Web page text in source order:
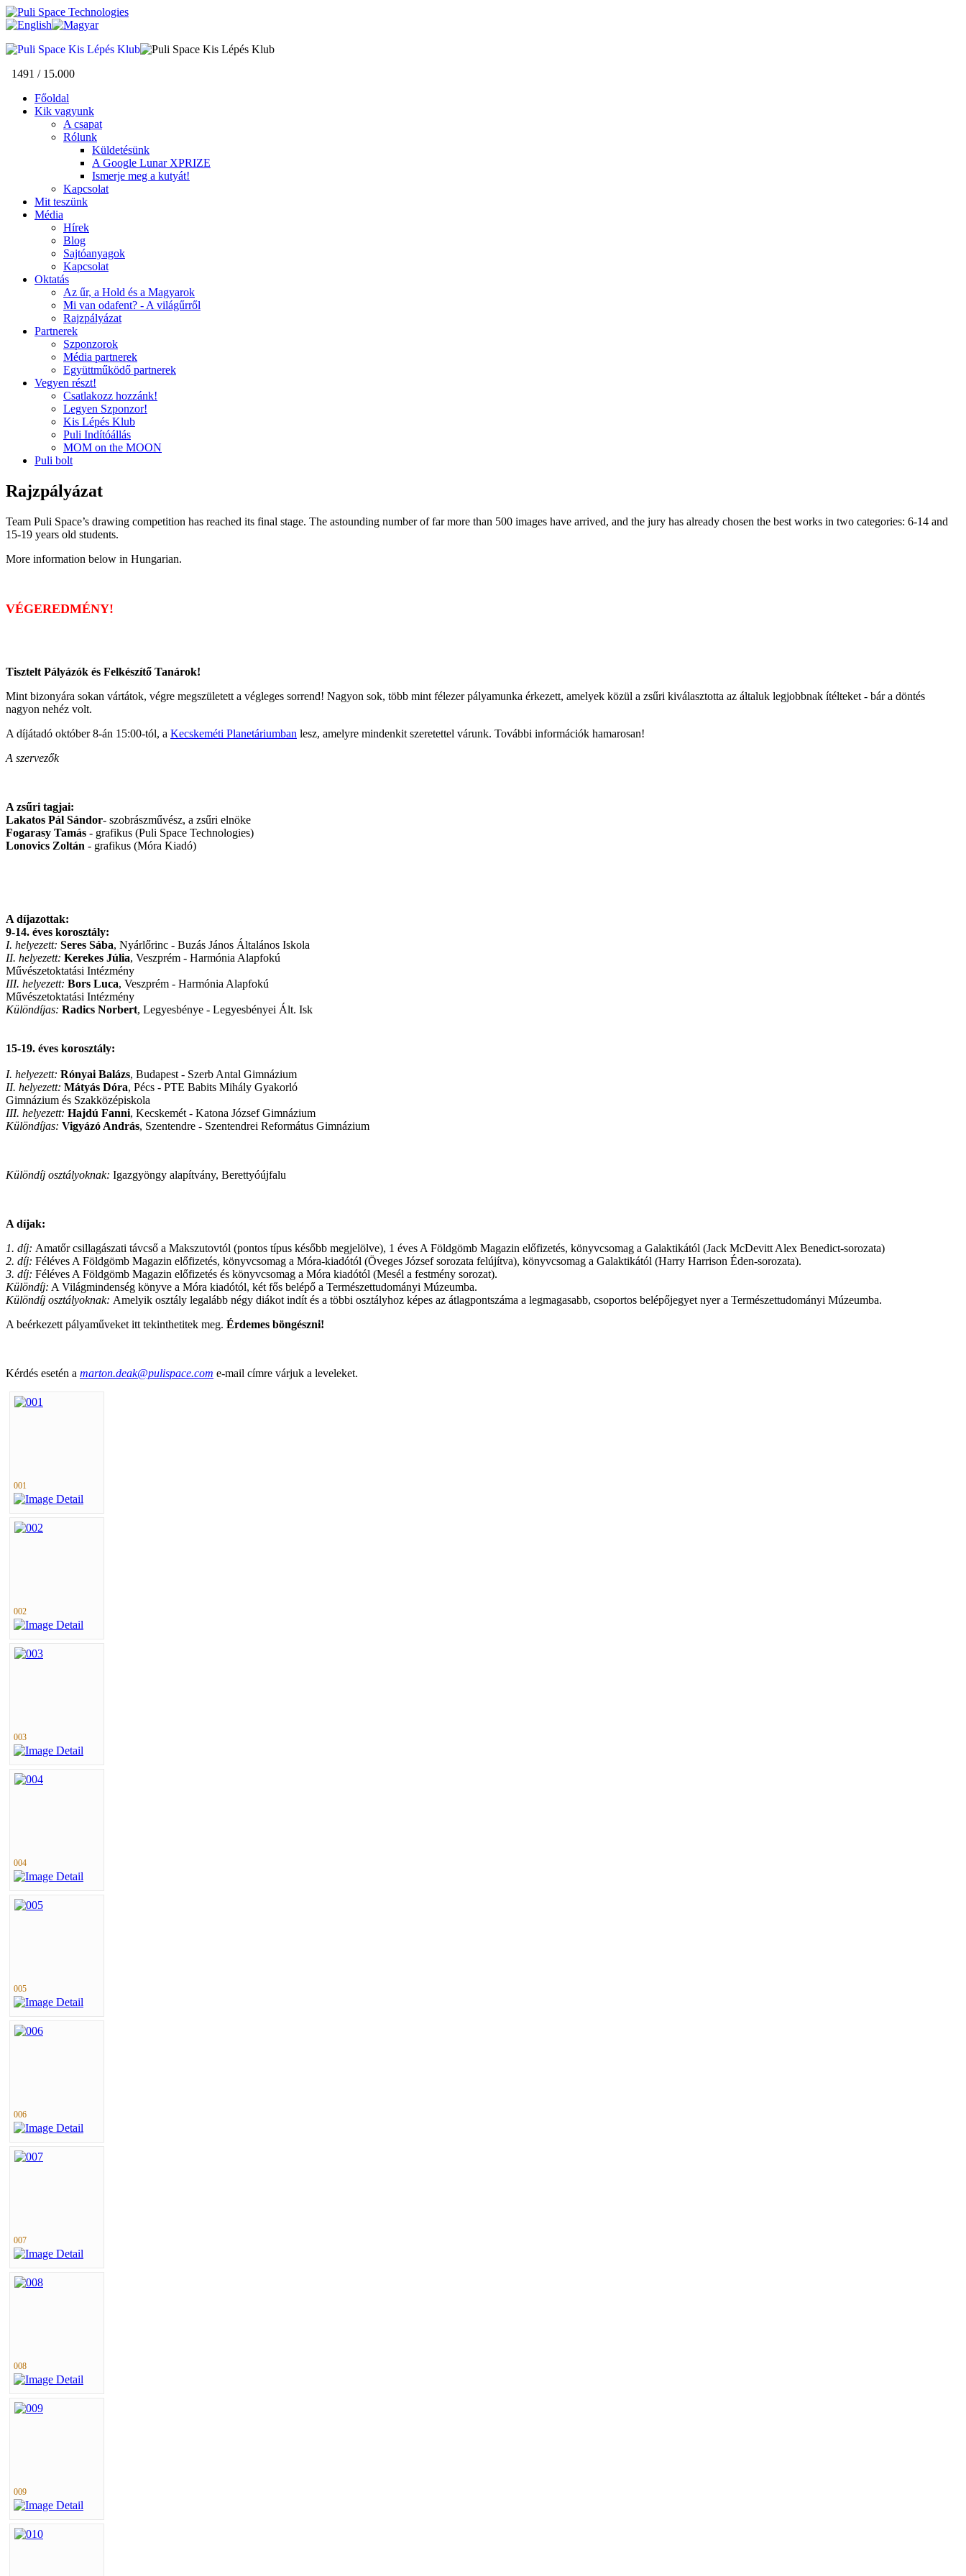
1491 / 15.000
Főoldal
Kik vagyunk
A csapat
Rólunk
Küldetésünk
A Google Lunar XPRIZE
Ismerje meg a kutyát!
Kapcsolat
Mit teszünk
Média
Hírek
Blog
Sajtóanyagok
Kapcsolat
Oktatás
Az űr, a Hold és a Magyarok
Mi van odafent? - A világűrről
Rajzpályázat
Partnerek
Szponzorok
Média partnerek
Együttműködő partnerek
Vegyen részt!
Csatlakozz hozzánk!
Legyen Szponzor!
Kis Lépés Klub
Puli Indítóállás
MOM on the MOON
Puli bolt
Rajzpályázat
Team Puli Space’s drawing competition has reached its final stage. The astounding number of far more than 500 images have arrived, and the jury has already chosen the best works in two categories: 6-14 and
15-19 years old students.
More information below in Hungarian.
VÉGEREDMÉNY!
Tisztelt Pályázók és Felkészítő Tanárok!
Mint bizonyára sokan vártátok, végre megszületett a végleges sorrend! Nagyon sok, több mint félezer pályamunka érkezett, amelyek közül a zsűri kiválasztotta az általuk legjobbnak ítélteket - bár a döntés
nagyon nehéz volt.
A díjátadó október 8-án 15:00-tól, a Kecskeméti Planetáriumban lesz, amelyre mindenkit szeretettel várunk. További információk hamarosan!
A szervezők
A zsűri tagjai:
Lakatos Pál Sándor- szobrászművész, a zsűri elnöke
Fogarasy Tamás - grafikus (Puli Space Technologies)
Lonovics Zoltán - grafikus (Móra Kiadó)
A díjazottak:
9-14. éves korosztály:
I. helyezett: Seres Sába, Nyárlőrinc - Buzás János Általános Iskola
II. helyezett: Kerekes Júlia, Veszprém - Harmónia Alapfokú
Művészetoktatási Intézmény
III. helyezett: Bors Luca, Veszprém - Harmónia Alapfokú
Művészetoktatási Intézmény
Különdíjas: Radics Norbert, Legyesbénye - Legyesbényei Ált. Isk
15-19. éves korosztály:
I. helyezett: Rónyai Balázs, Budapest - Szerb Antal Gimnázium
II. helyezett: Mátyás Dóra, Pécs - PTE Babits Mihály Gyakorló
Gimnázium és Szakközépiskola
III. helyezett: Hajdú Fanni, Kecskemét - Katona József Gimnázium
Különdíjas: Vigyázó András, Szentendre - Szentendrei Református Gimnázium
Különdíj osztályoknak: Igazgyöngy alapítvány, Berettyóújfalu
A díjak:
1. díj: Amatőr csillagászati távcső a Makszutovtól (pontos típus később megjelölve), 1 éves A Földgömb Magazin előfizetés, könyvcsomag a Galaktikától (Jack McDevitt Alex Benedict-sorozata)
2. díj: Féléves A Földgömb Magazin előfizetés, könyvcsomag a Móra-kiadótól (Öveges József sorozata felújítva), könyvcsomag a Galaktikától (Harry Harrison Éden-sorozata).
3. díj: Féléves A Földgömb Magazin előfizetés és könyvcsomag a Móra kiadótól (Mesél a festmény sorozat).
Különdíj: A Világmindenség könyve a Móra kiadótól, két fős belépő a Természettudományi Múzeumba.
Különdíj osztályoknak: Amelyik osztály legalább négy diákot indít és a többi osztályhoz képes az átlagpontszáma a legmagasabb, csoportos belépőjegyet nyer a Természettudományi Múzeumba.
A beérkezett pályaműveket itt tekinthetitek meg. Érdemes böngészni!
Kérdés esetén a marton.deak@pulispace.com e-mail címre várjuk a leveleket.
001
002
003
004
005
006
007
008
009